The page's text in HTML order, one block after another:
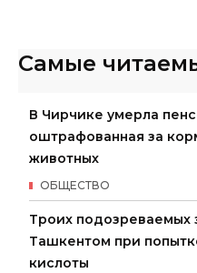
Самые
В Чирчике умерла
оштрафованная за
животных
ОБЩЕСТВО
Троих подозреваемых
Ташкентом при
кислоты